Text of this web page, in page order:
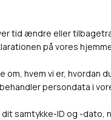
tid ændre eller
på vores
om, hvem vi er, hvordan
persondata i
samtykke-ID og -dato,